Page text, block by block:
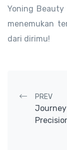
Yoning Beauty
menemukan
dari dirimu!
Post
PREV